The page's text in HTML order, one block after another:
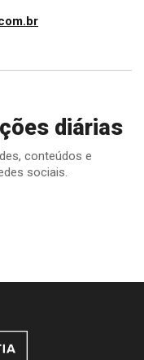
diárias
conteúdos e
sociais.